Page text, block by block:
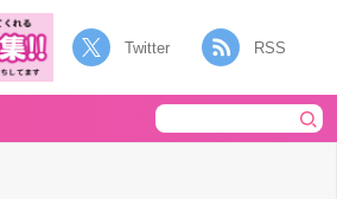
Twitter RSS